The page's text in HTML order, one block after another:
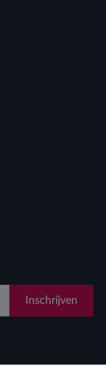
Inschrijven